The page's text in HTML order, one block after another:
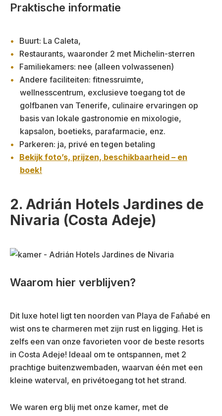
Praktische informatie
Buurt: La Caleta,
Restaurants, waaronder 2 met Michelin-sterren
Familiekamers: nee (alleen volwassenen)
Andere faciliteiten: fitnessruimte,
wellnesscentrum, exclusieve toegang tot de
golfbanen van Tenerife, culinaire ervaringen op
basis van lokale gastronomie en mixologie,
kapsalon, boetieks, parafarmacie, enz.
Parkeren: ja, privé en tegen betaling
Bekijk foto’s, prijzen, beschikbaarheid – en
boek!
2. Adrián Hotels Jardines de
Nivaria (Costa Adeje)
Waarom hier verblijven?
Dit luxe hotel ligt ten noorden van Playa de Fañabé en
wist ons te charmeren met zijn rust en ligging. Het is
zelfs een van onze favorieten voor de beste resorts
in Costa Adeje! Ideaal om te ontspannen, met 2
prachtige buitenzwembaden, waarvan één met een
kleine waterval, en privétoegang tot het strand.
We waren erg blij met onze kamer, met de